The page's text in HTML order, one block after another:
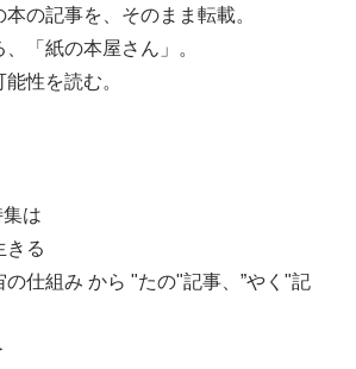
の記事を、そのまま転載。
「紙の本屋さん」。
性を読む。
は
きる
の仕組み から "たの"記事、”やく"記